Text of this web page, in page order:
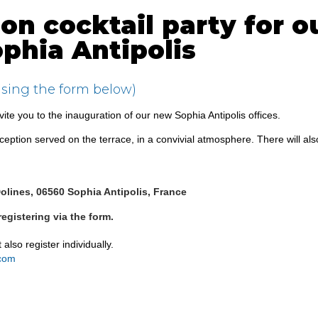
cocktail party for
Antipolis
the form below)
you to the inauguration of our new Sophia Antipolis offices.
served on the terrace, in a convivial atmosphere. There will
06560 Sophia Antipolis, France
via the form.
register individually.